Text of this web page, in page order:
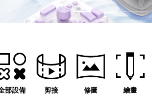
部設備 剪接 修圖 繪畫